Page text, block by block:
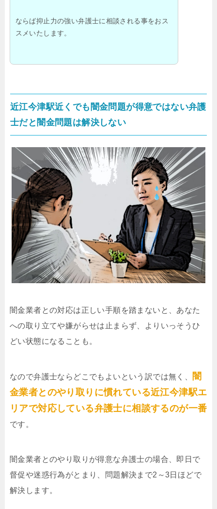
ならば抑止力の強い弁護士に相談される事をおス
スメいたします。
近江今津駅近くでも闇金問題が得意ではない弁護
士だと闇金問題は解決しない
闇金業者との対応は正しい手順を踏まないと、あなた
への取り立てや嫌がらせは止まらず、よりいっそうひ
どい状態になることも。
なので弁護士ならどこでもよいという訳では無く、
闇
金業者とのやり取りに慣れている近江今津駅エ
リアで対応している弁護士に相談するのが一番
です。
闇金業者とのやり取りが得意な弁護士の場合、即日で
督促や迷惑行為がとまり、問題解決まで2～3日ほどで
解決します。